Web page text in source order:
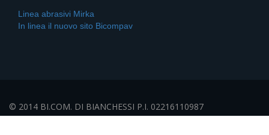
Linea abrasivi Mirka
In linea il nuovo sito Bicompav
© 2014 BI.COM. DI BIANCHESSI P.I. 02216110987